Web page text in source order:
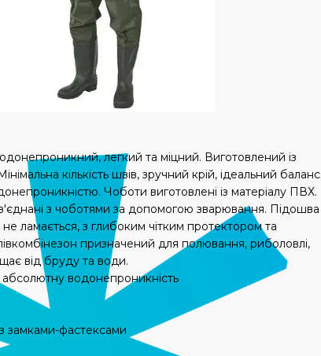
легкий та міцний. Виготовлений із
кількість швів, зручний крій, ідеальний баланс
Чоботи виготовлені із матеріалу ПВХ.
з чоботями за допомогою зварювання. Підошва
ламається, з глибоким чітким протектором та
призначений для полювання, риболовлі,
від бруду та води.
водонепроникність
замками-фастексами